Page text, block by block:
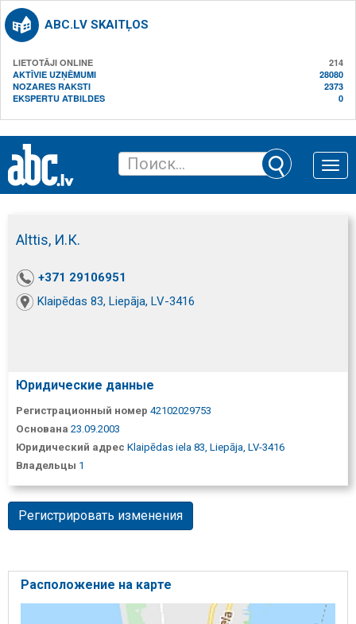
ABC.LV SKAITĻOS
LIETOTĀJI ONLINE
214
AKTĪVIE UZŅĒMUMI
28080
NOZARES RAKSTI
2373
EKSPERTU ATBILDES
0
Toggle
Alttis, И.К.
+371 29106951
Klaipēdas 83, Liepāja, LV-3416
Юридические данные
Регистрационный номер 42102029753
Основана 23.09.2003
Юридический адрес Klaipēdas iela 83, Liepāja, LV-3416
Владельцы 1
Регистрировать изменения
Расположение на карте